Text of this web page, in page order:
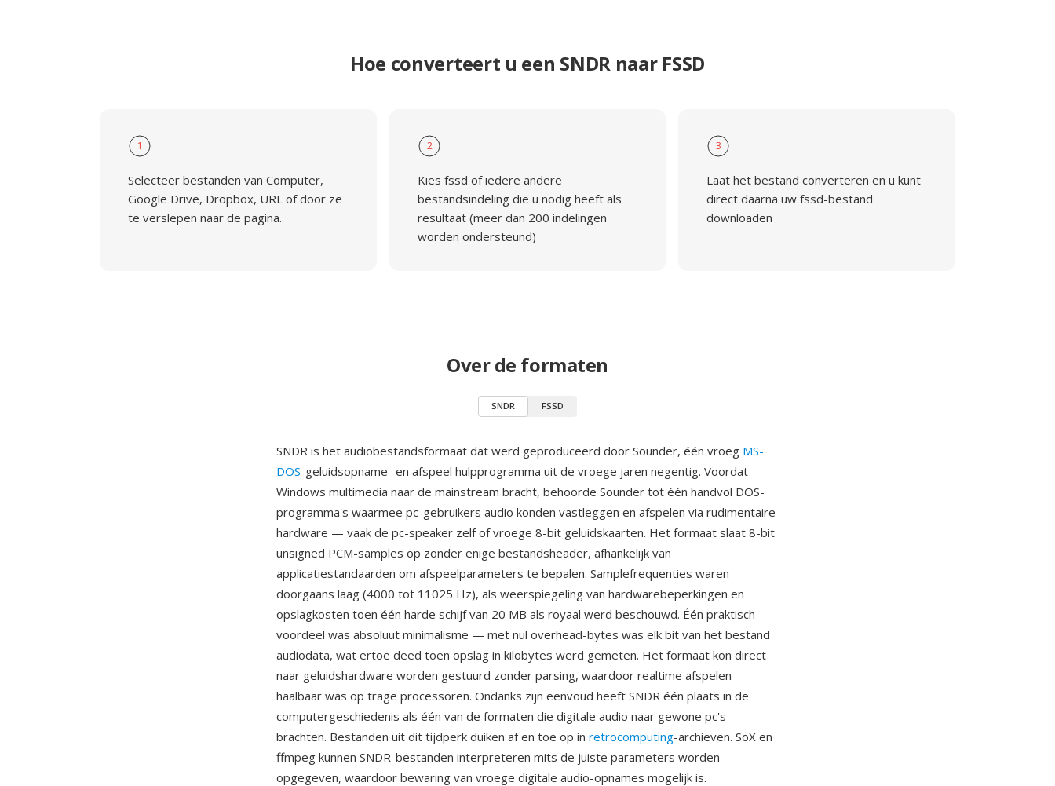
Hoe converteert u een SNDR naar FSSD
1
Selecteer bestanden van Computer,
Google Drive, Dropbox, URL of door ze
te verslepen naar de pagina.
2
Kies fssd of iedere andere
bestandsindeling die u nodig heeft als
resultaat (meer dan 200 indelingen
worden ondersteund)
3
Laat het bestand converteren en u kunt
direct daarna uw fssd-bestand
downloaden
Over de formaten
SNDR FSSD
SNDR is het audiobestandsformaat dat werd geproduceerd door Sounder, één vroeg MS-
DOS-geluidsopname- en afspeel hulpprogramma uit de vroege jaren negentig. Voordat
Windows multimedia naar de mainstream bracht, behoorde Sounder tot één handvol DOS-
programma's waarmee pc-gebruikers audio konden vastleggen en afspelen via rudimentaire
hardware — vaak de pc-speaker zelf of vroege 8-bit geluidskaarten. Het formaat slaat 8-bit
unsigned PCM-samples op zonder enige bestandsheader, afhankelijk van
applicatiestandaarden om afspeelparameters te bepalen. Samplefrequenties waren
doorgaans laag (4000 tot 11025 Hz), als weerspiegeling van hardwarebeperkingen en
opslagkosten toen één harde schijf van 20 MB als royaal werd beschouwd. Één praktisch
voordeel was absoluut minimalisme — met nul overhead-bytes was elk bit van het bestand
audiodata, wat ertoe deed toen opslag in kilobytes werd gemeten. Het formaat kon direct
naar geluidshardware worden gestuurd zonder parsing, waardoor realtime afspelen
haalbaar was op trage processoren. Ondanks zijn eenvoud heeft SNDR één plaats in de
computergeschiedenis als één van de formaten die digitale audio naar gewone pc's
brachten. Bestanden uit dit tijdperk duiken af en toe op in retrocomputing-archieven. SoX en
ffmpeg kunnen SNDR-bestanden interpreteren mits de juiste parameters worden
opgegeven, waardoor bewaring van vroege digitale audio-opnames mogelijk is.